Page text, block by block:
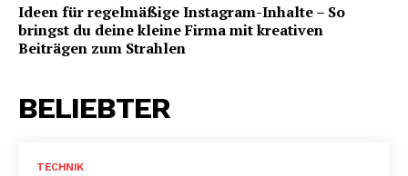
Ideen für regelmäßige Instagram-Inhalte – So
bringst du deine kleine Firma mit kreativen
Beiträgen zum Strahlen
BELIEBTER
TECHNIK